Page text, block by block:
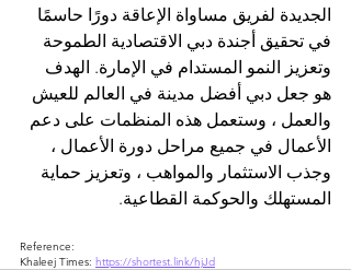
الجديدة لفريق مساواة الإعاقة دورًا حاسمًا
في تحقيق أجندة دبي الاقتصادية الطموحة
وتعزيز النمو المستدام في الإمارة. الهدف
هو جعل دبي أفضل مدينة في العالم للعيش
والعمل ، وستعمل هذه المنظمات على دعم
الأعمال في جميع مراحل دورة الأعمال ،
وجذب الاستثمار والمواهب ، وتعزيز حماية
المستهلك والحوكمة القطاعية.
Reference:
Khaleej Times: https://shortest.link/hjJd